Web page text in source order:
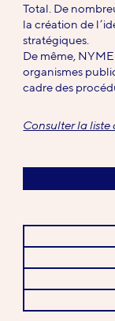
Total. De
la création de
stratégiques.
De même,
organismes
cadre des
Consulter la liste